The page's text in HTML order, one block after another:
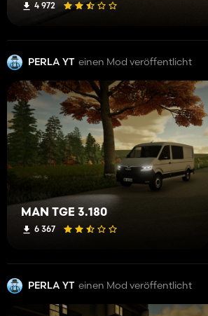
4 972
PERLA YT einen Mod veröffentlicht
MAN TGE 3.180
6 367
PERLA YT einen Mod veröffentlicht